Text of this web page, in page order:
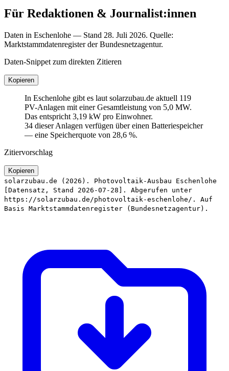
Für Redaktionen & Journalist:innen
Daten in Eschenlohe — Stand 28. Juli 2026. Quelle:
Marktstammdatenregister der Bundesnetzagentur.
Daten-Snippet zum direkten Zitieren
Kopieren
In Eschenlohe gibt es laut solarzubau.de aktuell 119
PV-Anlagen mit einer Gesamtleistung von 5,0 MW.
Das entspricht 3,19 kW pro Einwohner.
34 dieser Anlagen verfügen über einen Batteriespeicher
— eine Speicherquote von 28,6 %.
Zitiervorschlag
Kopieren
solarzubau.de (2026). Photovoltaik-Ausbau Eschenlohe
[Datensatz, Stand 2026-07-28]. Abgerufen unter
https://solarzubau.de/photovoltaik-eschenlohe/. Auf
Basis Marktstammdatenregister (Bundesnetzagentur).